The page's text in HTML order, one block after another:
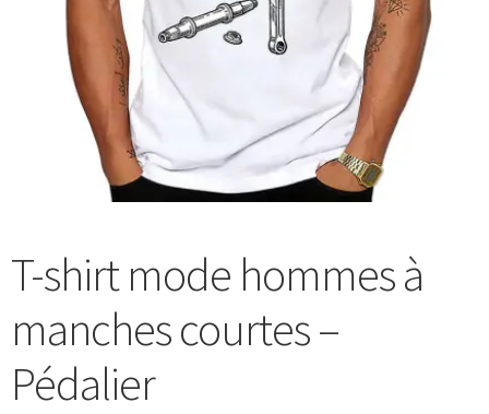
T-shirt mode hommes à
manches courtes –
Pédalier